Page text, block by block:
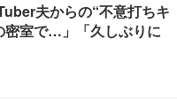
夫からの“不意打ちキ
密室で…」「久しぶりに